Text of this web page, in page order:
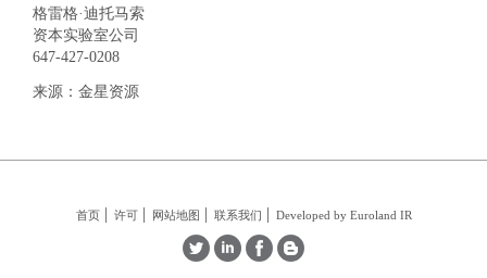
格雷格·迪托马索
资本实验室公司
647-427-0208
来源：金星资源
首页 许可 网站地图 联系我们 Developed by Euroland IR